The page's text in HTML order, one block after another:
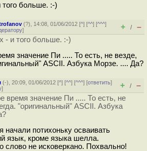
больше. :-)
(?), 14:08, 01/06/2012 [^] [^^] [^^^]
] + / –
- и того больше. :-)
значение Пи ..... То есть, не везде,
ASCII. Азбука Морзе. .... Да?
(-), 20:09, 01/06/2012 [^] [^^] [^^^] [ответить]
] + / –
время значение Пи ..... То есть, не
"оригинальный" ASCII. Азбука
начали потихоньку осваивать
язык, кроме языка шелла.
слово не исковеркано. Похвально!